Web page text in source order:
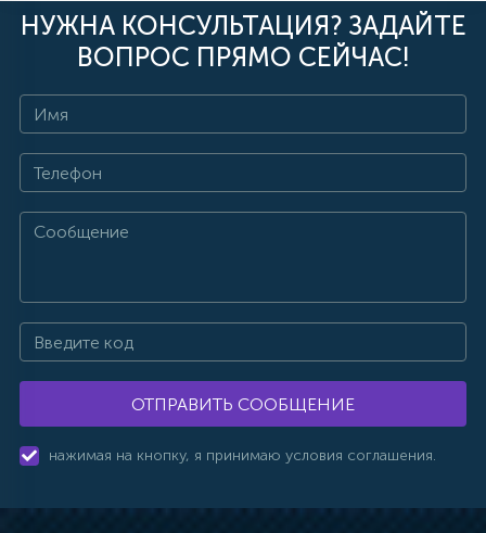
НУЖНА КОНСУЛЬТАЦИЯ? ЗАДАЙТЕ
ВОПРОС ПРЯМО СЕЙЧАС!
ОТПРАВИТЬ СООБЩЕНИЕ
нажимая на кнопку, я принимаю условия соглашения.